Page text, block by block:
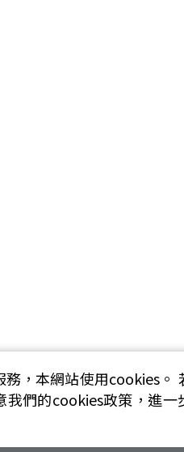
，本網站使用cookies。
我們的cookies政策，進一